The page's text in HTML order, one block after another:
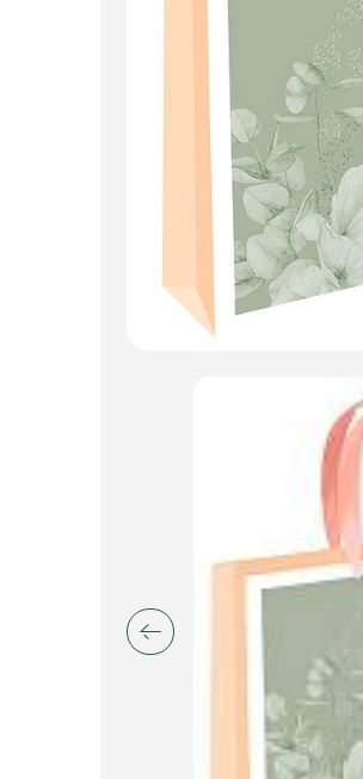
Искусственные цветы и растения
Декоративные вазы, кашпо
Изделия из металла
Сухоцветы